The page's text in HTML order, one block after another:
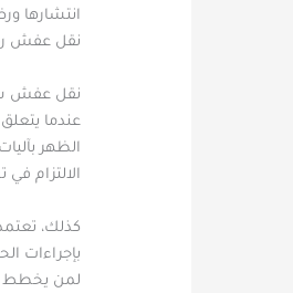
انتشارها
نقل عفش
نقل عفش
عندما
الظهر
الالتزام
كذلك،
بإجراءات
لمن يخطط